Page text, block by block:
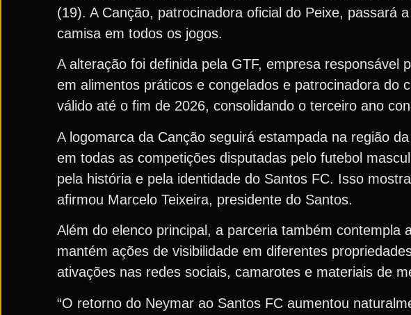
(19). A Canção, patrocinadora oficial do Peixe, passará
camisa em todos os jogos.
A alteração foi definida pela GTF, empresa responsável
em alimentos práticos e congelados e patrocinadora do
válido até o fim de 2026, consolidando o terceiro ano
A logomarca da Canção seguirá estampada na região
em todas as competições disputadas pelo futebol
pela história e pela identidade do Santos FC. Isso
afirmou Marcelo Teixeira, presidente do Santos.
Além do elenco principal, a parceria também contempla
mantém ações de visibilidade em diferentes
ativações nas redes sociais, camarotes e materiais de
“O retorno do Neymar ao Santos FC aumentou